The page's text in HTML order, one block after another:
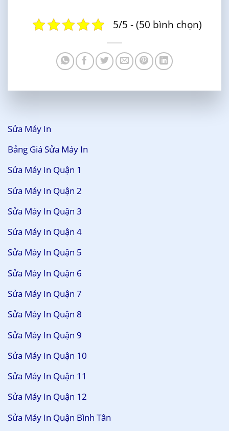
5/5 - (50 bình chọn)
Sửa Máy In
Bảng Giá Sửa Máy In
Sửa Máy In Quận 1
Sửa Máy In Quận 2
Sửa Máy In Quận 3
Sửa Máy In Quận 4
Sửa Máy In Quận 5
Sửa Máy In Quận 6
Sửa Máy In Quận 7
Sửa Máy In Quận 8
Sửa Máy In Quận 9
Sửa Máy In Quận 10
Sửa Máy In Quận 11
Sửa Máy In Quận 12
Sửa Máy In Quận Bình Tân